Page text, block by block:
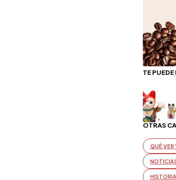
TE PUEDE
OTRAS
QUÉ VER